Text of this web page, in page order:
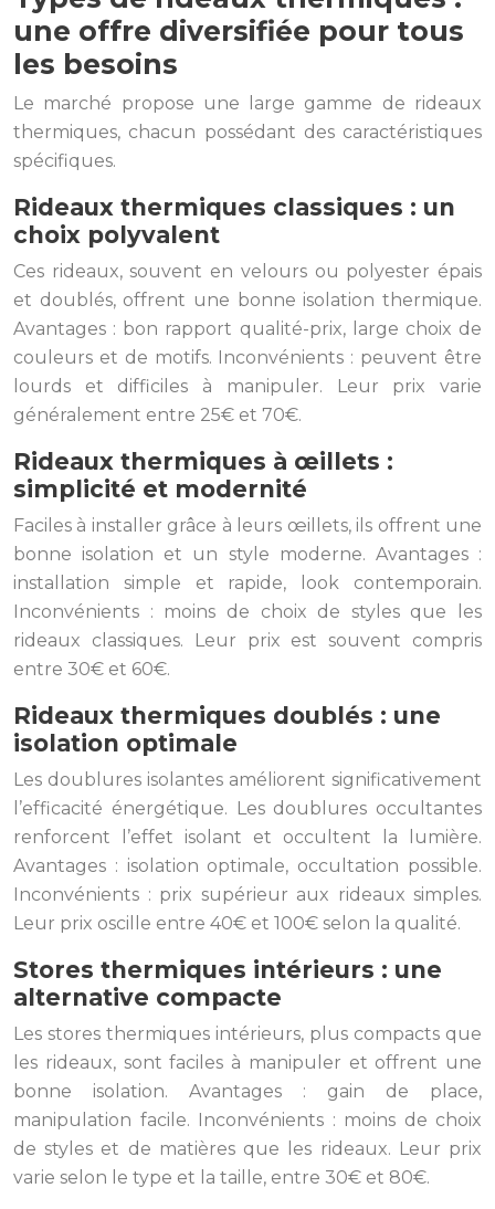
une offre diversifiée pour tous
les besoins
Le marché propose une large gamme de rideaux
thermiques, chacun possédant des caractéristiques
spécifiques.
Rideaux thermiques classiques : un
choix polyvalent
Ces rideaux, souvent en velours ou polyester épais
et doublés, offrent une bonne isolation thermique.
Avantages : bon rapport qualité-prix, large choix de
couleurs et de motifs. Inconvénients : peuvent être
lourds et difficiles à manipuler. Leur prix varie
généralement entre 25€ et 70€.
Rideaux thermiques à œillets :
simplicité et modernité
Faciles à installer grâce à leurs œillets, ils offrent une
bonne isolation et un style moderne. Avantages :
installation simple et rapide, look contemporain.
Inconvénients : moins de choix de styles que les
rideaux classiques. Leur prix est souvent compris
entre 30€ et 60€.
Rideaux thermiques doublés : une
isolation optimale
Les doublures isolantes améliorent significativement
l’efficacité énergétique. Les doublures occultantes
renforcent l’effet isolant et occultent la lumière.
Avantages : isolation optimale, occultation possible.
Inconvénients : prix supérieur aux rideaux simples.
Leur prix oscille entre 40€ et 100€ selon la qualité.
Stores thermiques intérieurs : une
alternative compacte
Les stores thermiques intérieurs, plus compacts que
les rideaux, sont faciles à manipuler et offrent une
bonne isolation. Avantages : gain de place,
manipulation facile. Inconvénients : moins de choix
de styles et de matières que les rideaux. Leur prix
varie selon le type et la taille, entre 30€ et 80€.